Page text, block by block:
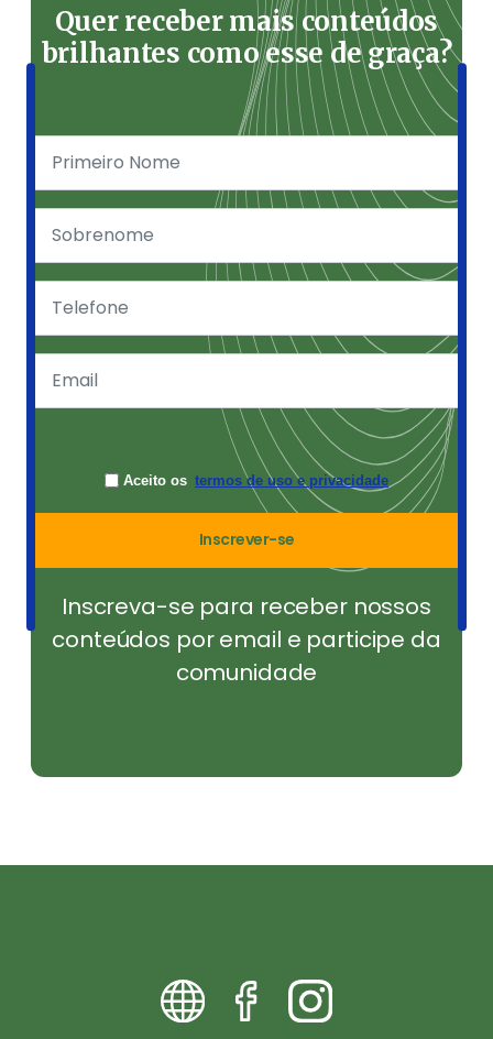
Quer receber mais conteúdos
brilhantes como esse de graça?
Aceito os termos de uso e privacidade
Inscrever-se
Inscreva-se para receber nossos
conteúdos por email e participe da
comunidade